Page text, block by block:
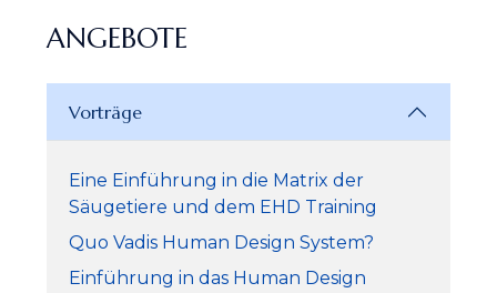
ANGEBOTE
Vorträge
Eine Einführung in die Matrix der
Säugetiere und dem EHD Training
Quo Vadis Human Design System?
Einführung in das Human Design